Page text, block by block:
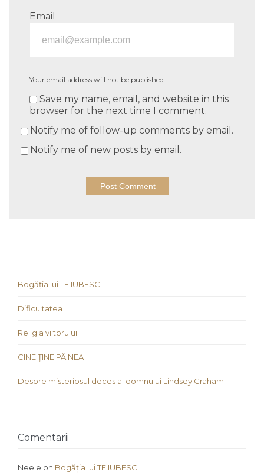
Email
Your email address will not be published.
Save my name, email, and website in this
browser for the next time I comment.
Notify me of follow-up comments by email.
Notify me of new posts by email.
Bogăția lui TE IUBESC
Dificultatea
Religia viitorului
CINE ȚINE PÂINEA
Despre misteriosul deces al domnului Lindsey Graham
Comentarii
Neele on Bogăția lui TE IUBESC